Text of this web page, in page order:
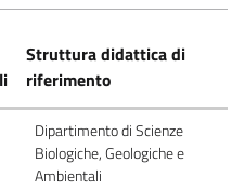
Struttura didattica di
riferimento
Dipartimento di Scienze
Biologiche, Geologiche e
Ambientali